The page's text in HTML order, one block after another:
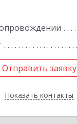
Отправить заявку
Показать контакты
Отправить заявку
Назад